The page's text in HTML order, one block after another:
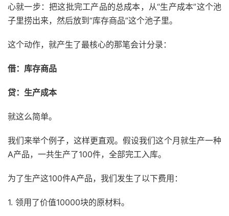
心就一步：把这批完工产品的总成本，从“生产成本”这个池
子里捞出来，然后放到“库存商品”这个池子里。
这个动作，就产生了最核心的那笔会计分录：
借：库存商品
贷：生产成本
就这么简单。
我们来举个例子，这样更直观。假设我们这个月就生产一种
A产品，一共生产了100件，全部完工入库。
为了生产这100件A产品，我们发生了以下费用：
1. 领用了价值10000块的原材料。